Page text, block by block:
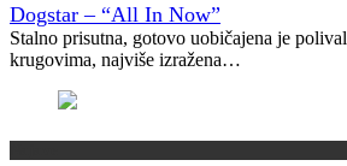
Dogstar – “All In Now”
Stalno prisutna, gotovo uobičajena je
krugovima, najviše izražena…